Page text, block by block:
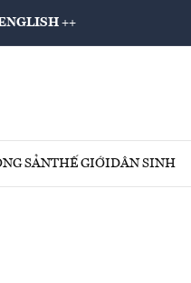
++
SẢNTHẾ GIỚIDÂN SINH